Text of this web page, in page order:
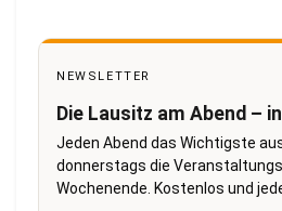
NEWSLETTER
Die Lausitz am Abend –
Jeden Abend das Wichtigste
donnerstags die
Wochenende. Kostenlos und